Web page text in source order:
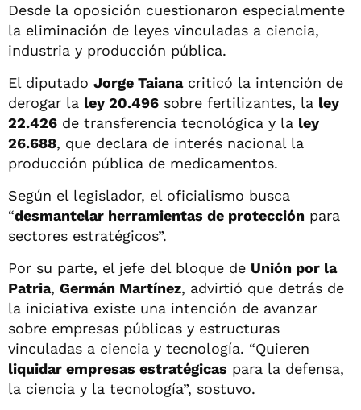
Desde la oposición cuestionaron especialmente
la eliminación de leyes vinculadas a ciencia,
industria y producción pública.
El diputado Jorge Taianacriticó la intención de
derogar la ley 20.496 sobre fertilizantes, la ley
22.426 de transferencia tecnológica y la ley
26.688, que declara de interés nacional la
producción pública de medicamentos.
Según el legislador, el oficialismo busca
“desmantelar herramientas de protección para
sectores estratégicos”.
Por su parte, el jefe del bloque de Unión por la
Patria, Germán Martínez, advirtió que detrás de
la iniciativa existe una intención de avanzar
sobre empresas públicas y estructuras
vinculadas a ciencia y tecnología. “Quieren
liquidar empresas estratégicas para la defensa,
la ciencia y la tecnología”, sostuvo.